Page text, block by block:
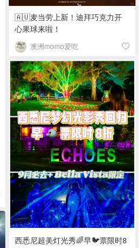
🇦🇺麦当劳上新！迪拜巧克力开
心果球来啦！
澳洲momo爱吃
西悉尼超美灯光秀🌈早🐦票限时8